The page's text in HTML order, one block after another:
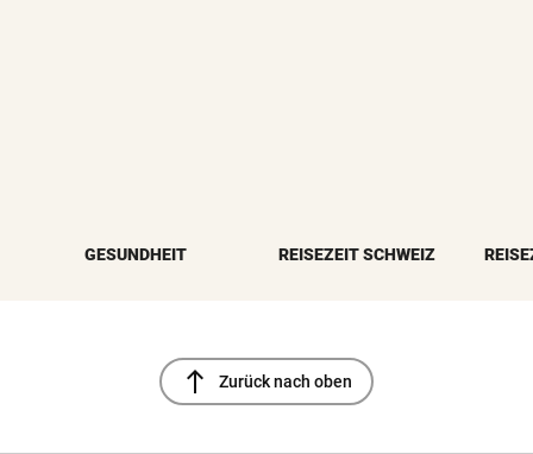
GESUNDHEIT REISEZEIT SCHWEIZ
north Zurück nach oben